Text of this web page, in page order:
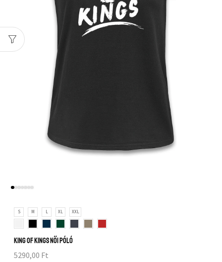
S M L XL XXL
King of Kings női póló
5290,00 Ft